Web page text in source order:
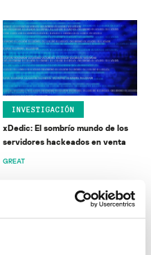
INVESTIGACIÓN
xDedic: El sombrío mundo de los
servidores hackeados en venta
GREAT